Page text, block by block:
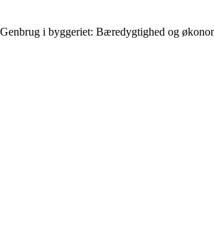
Genbrug i byggeriet: Bæredygtighed og